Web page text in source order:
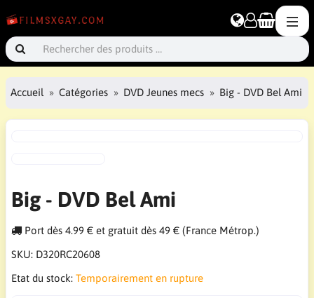
Accueil Catégories DVD Jeunes mecs Big - DVD Bel Ami
Big - DVD Bel Ami
Port dès 4.99 € et gratuit dès 49 € (France Métrop.)
SKU: D320RC20608
Etat du stock: Temporairement en rupture